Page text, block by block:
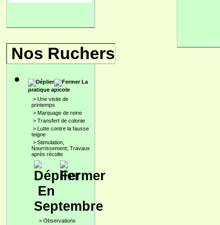
Nos Ruchers
La
pratique apicole
> Une visite de
printemps
> Marquage de reine
> Transfert de colonie
> Lutte contre la fausse
teigne
> Stimulation,
Nourrissement; Travaux
après récolte
En
Septembre
> Observations